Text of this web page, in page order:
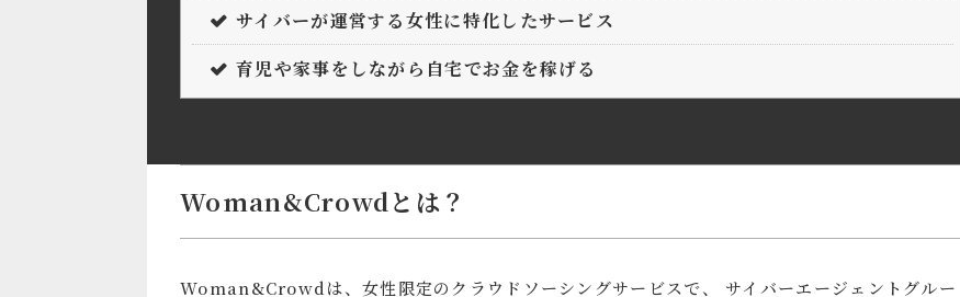
サイバーが運営する女性に特化したサービス
育児や家事をしながら自宅でお金を稼げる
Woman&Crowdとは？
Woman&Crowdは、女性限定のクラウドソーシングサービスで、 サイバーエージェントグルー